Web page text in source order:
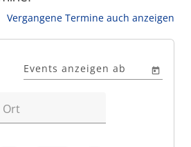
Vergangene Termine auch anzeigen
Events anzeigen ab